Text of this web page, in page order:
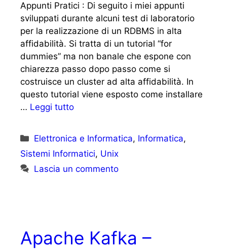
Appunti Pratici : Di seguito i miei appunti
sviluppati durante alcuni test di laboratorio
per la realizzazione di un RDBMS in alta
affidabilità. Si tratta di un tutorial “for
dummies” ma non banale che espone con
chiarezza passo dopo passo come si
costruisce un cluster ad alta affidabilità. In
questo tutorial viene esposto come installare
… Leggi tutto
Categorie
Elettronica e Informatica, Informatica,
Sistemi Informatici, Unix
Lascia un commento
Apache Kafka –